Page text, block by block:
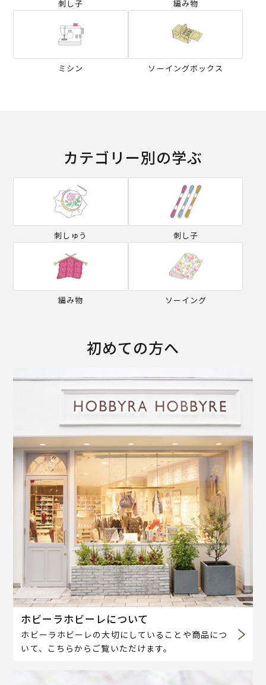
刺し子 編み物
ミシン ソーイングボックス
カテゴリー別の学ぶ
刺しゅう 刺し子
編み物 ソーイング
初めての方へ
ホビーラホビーレについて
ホビーラホビーレの大切にしていることや商品につ
いて、こちらからご覧いただけます。